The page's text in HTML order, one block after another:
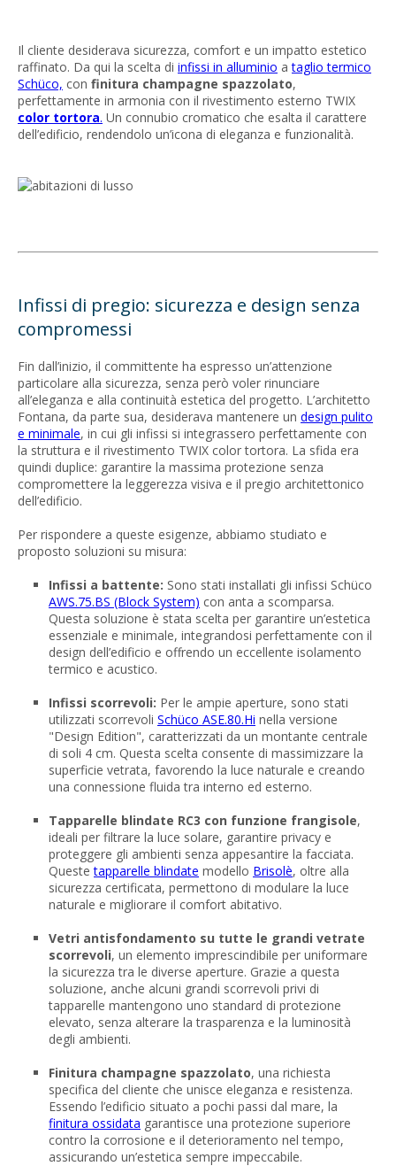
Il cliente desiderava sicurezza, comfort e un impatto estetico
raffinato. Da qui la scelta di infissi in alluminio ataglio termico
Schüco, con finitura champagne spazzolato,
perfettamente in armonia con il rivestimento esterno TWIX
color tortora. Un connubio cromatico che esalta il carattere
dell’edificio, rendendolo un’icona di eleganza e funzionalità.
Infissi di pregio: sicurezza e design senza
compromessi
Fin dall’inizio, il committente ha espresso un’attenzione
particolare alla sicurezza, senza però voler rinunciare
all’eleganza e alla continuità estetica del progetto. L’architetto
Fontana, da parte sua, desiderava mantenere un design pulito
e minimale, in cui gli infissi si integrassero perfettamente con
la struttura e il rivestimento TWIX color tortora. La sfida era
quindi duplice: garantire la massima protezione senza
compromettere la leggerezza visiva e il pregio architettonico
dell’edificio.
Per rispondere a queste esigenze, abbiamo studiato e
proposto soluzioni su misura:
Infissi a battente: Sono stati installati gli infissi Schüco
AWS.75.BS (Block System) con anta a scomparsa.
Questa soluzione è stata scelta per garantire un’estetica
essenziale e minimale, integrandosi perfettamente con il
design dell’edificio e offrendo un eccellente isolamento
termico e acustico.
Infissi scorrevoli: Per le ampie aperture, sono stati
utilizzati scorrevoli Schüco ASE.80.Hi nella versione
"Design Edition", caratterizzati da un montante centrale
di soli 4 cm. Questa scelta consente di massimizzare la
superficie vetrata, favorendo la luce naturale e creando
una connessione fluida tra interno ed esterno.
Tapparelle blindate RC3 con funzione frangisole,
ideali per filtrare la luce solare, garantire privacy e
proteggere gli ambienti senza appesantire la facciata.
Questetapparelle blindate modello Brisolè, oltre alla
sicurezza certificata, permettono di modulare la luce
naturale e migliorare il comfort abitativo.
Vetri antisfondamento su tutte le grandi vetrate
scorrevoli, un elemento imprescindibile per uniformare
la sicurezza tra le diverse aperture. Grazie a questa
soluzione, anche alcuni grandi scorrevoli privi di
tapparelle mantengono uno standard di protezione
elevato, senza alterare la trasparenza e la luminosità
degli ambienti.
Finitura champagne spazzolato, una richiesta
specifica del cliente che unisce eleganza e resistenza.
Essendo l’edificio situato a pochi passi dal mare, la
finitura ossidata garantisce una protezione superiore
contro la corrosione e il deterioramento nel tempo,
assicurando un’estetica sempre impeccabile.